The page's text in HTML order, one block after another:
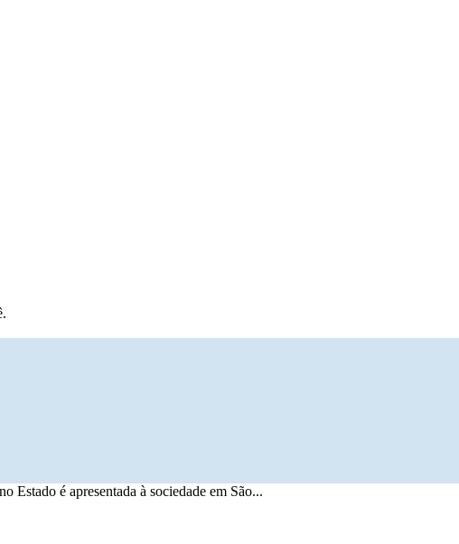
Estado é apresentada à sociedade em São...